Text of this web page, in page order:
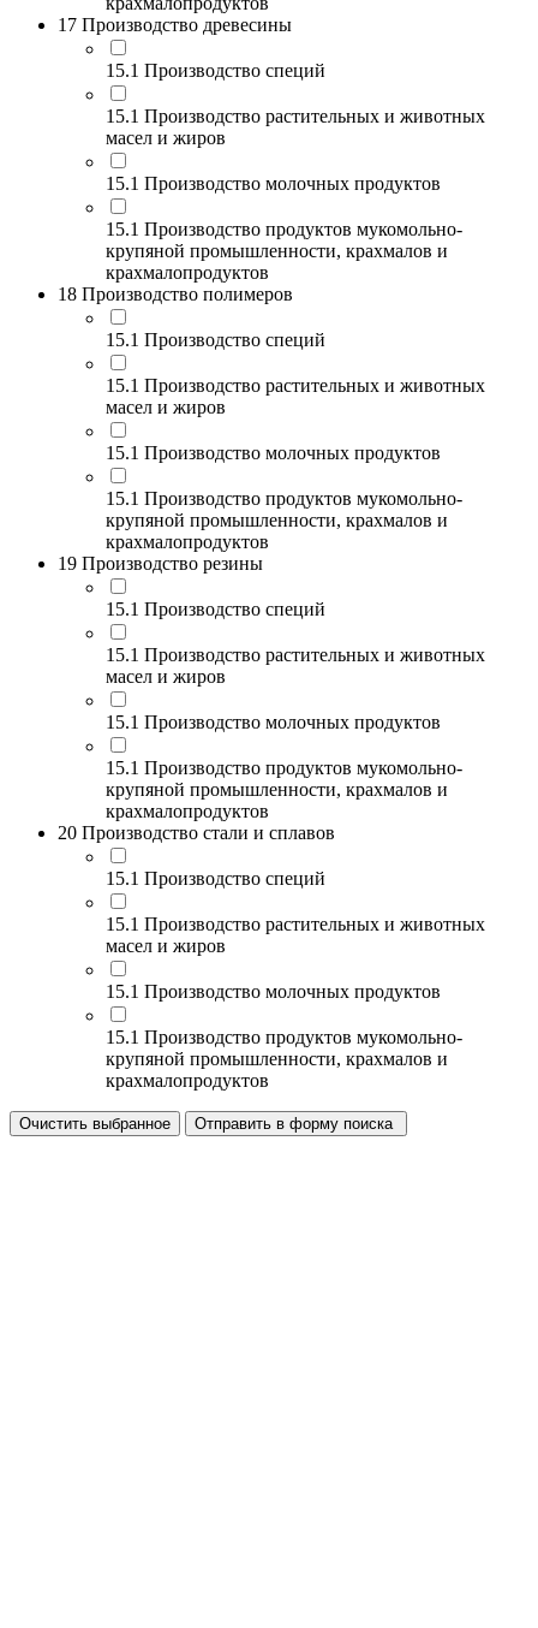
17 Производство древесины
15.1 Производство специй
15.1 Производство растительных и животных
масел и жиров
15.1 Производство молочных продуктов
15.1 Производство продуктов мукомольно-
крупяной промышленности, крахмалов и
крахмалопродуктов
18 Производство полимеров
15.1 Производство специй
15.1 Производство растительных и животных
масел и жиров
15.1 Производство молочных продуктов
15.1 Производство продуктов мукомольно-
крупяной промышленности, крахмалов и
крахмалопродуктов
19 Производство резины
15.1 Производство специй
15.1 Производство растительных и животных
масел и жиров
15.1 Производство молочных продуктов
15.1 Производство продуктов мукомольно-
крупяной промышленности, крахмалов и
крахмалопродуктов
20 Производство стали и сплавов
15.1 Производство специй
15.1 Производство растительных и животных
масел и жиров
15.1 Производство молочных продуктов
15.1 Производство продуктов мукомольно-
крупяной промышленности, крахмалов и
крахмалопродуктов